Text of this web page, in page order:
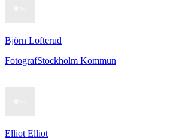
Björn Lofterud
FotografStockholm Kommun
Elliot Elliot